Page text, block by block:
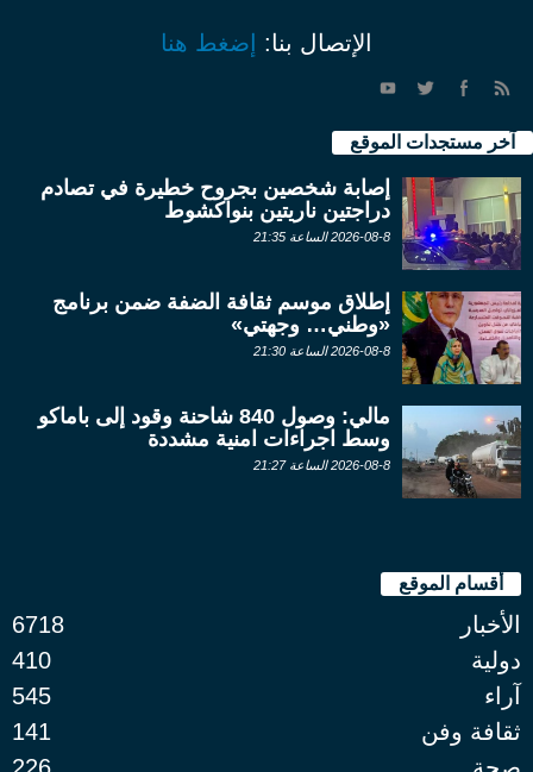
الإتصال بنا: إضغط هنا
آخر مستجدات الموقع
إصابة شخصين بجروح خطيرة في تصادم
دراجتين ناريتين بنواكشوط
2026-08-8 الساعة 21:35
إطلاق موسم ثقافة الضفة ضمن برنامج
«وطني… وجهتي»
2026-08-8 الساعة 21:30
مالي: وصول 840 شاحنة وقود إلى باماكو
وسط اجراءات امنية مشددة
2026-08-8 الساعة 21:27
أقسام الموقع
الأخبار
6718
دولية
410
آراء
545
ثقافة وفن
141